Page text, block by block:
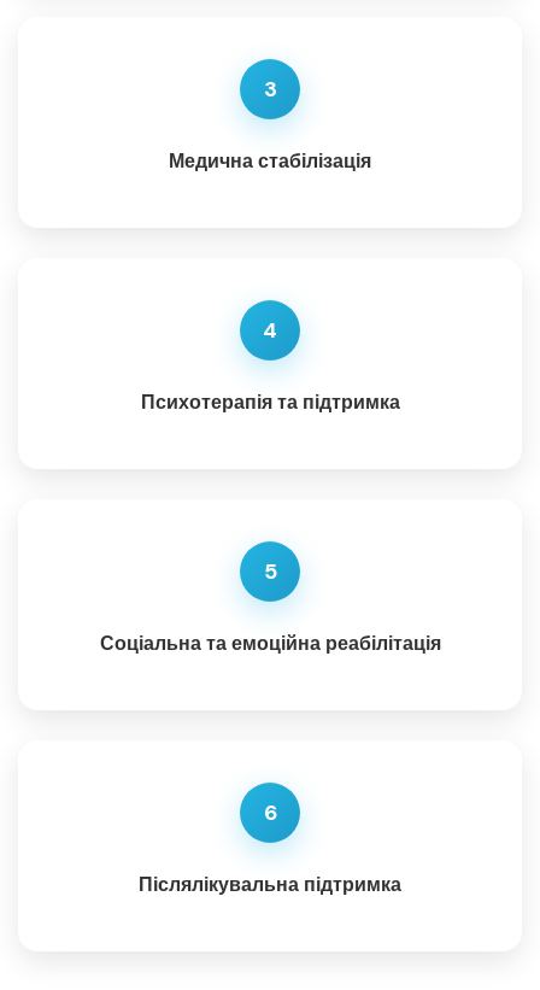
3
Медична стабілізація
4
Психотерапія та підтримка
5
Соціальна та емоційна реабілітація
6
Післялікувальна підтримка